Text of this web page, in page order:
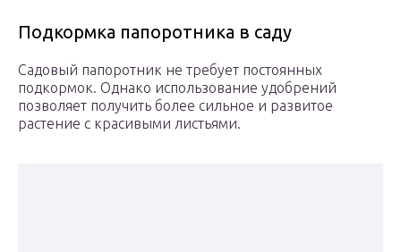
Подкормка папоротника в саду
Садовый папоротник не требует постоянных
подкормок. Однако использование удобрений
позволяет получить более сильное и развитое
растение с красивыми листьями.